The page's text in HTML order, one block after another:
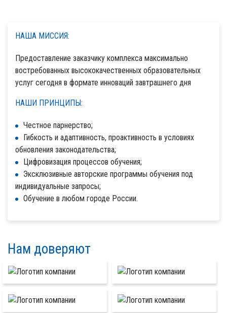
НАША МИССИЯ:
Предоставление заказчику комплекса максимально
востребованных высококачественных образовательных
услуг сегодня в формате инноваций завтрашнего дня
НАШИ ПРИНЦИПЫ:
Честное парнерство;
Гибкость и адаптивность, проактивность в условиях
обновления законодательства;
Цифровизация процессов обучения;
Эксклюзивные авторские программы обучения под
индивидуальные запросы;
Обучение в любом городе России.
Нам доверяют